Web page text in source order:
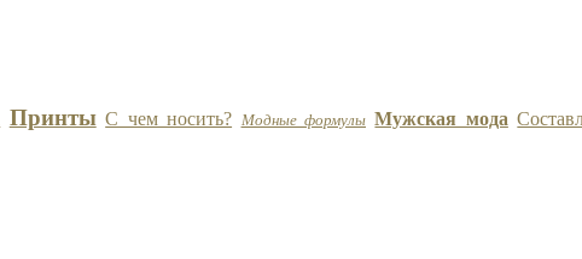
Принты С чем носить? Модные формулы Мужская мода